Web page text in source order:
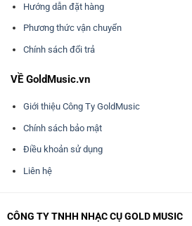
Hướng dẫn đặt hàng
Phương thức vận chuyển
Chính sách đổi trả
VỀ GoldMusic.vn
Giới thiệu Công Ty GoldMusic
Chính sách bảo mật
Điều khoản sử dụng
Liên hệ
CÔNG TY TNHH NHẠC CỤ GOLD MUSIC